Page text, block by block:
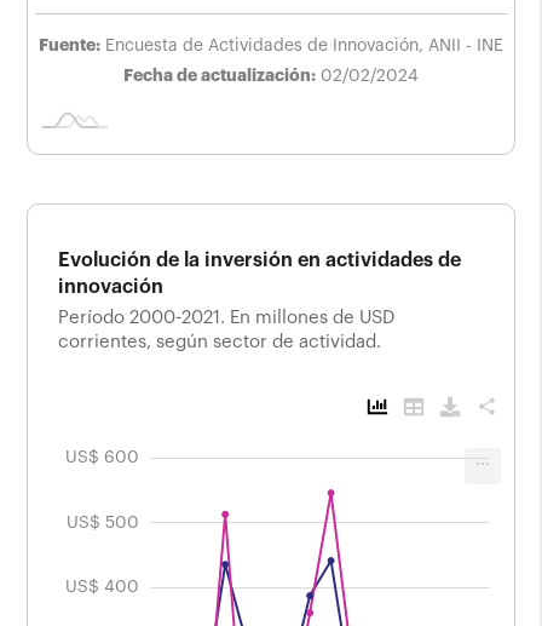
Fuente: Encuesta de Actividades de Innovación, ANII - INE
Fecha de actualización: 02/02/2024
Evolución de la inversión en actividades de
innovación
Período 2000-2021. En millones de USD
corrientes, según sector de actividad.
share
Evolución de la inversión en actividades de
Período 2000-2021. En millones de USD corrientes,
según sector de actividad.
US$ 400
US$ 500
US$ 600 ...